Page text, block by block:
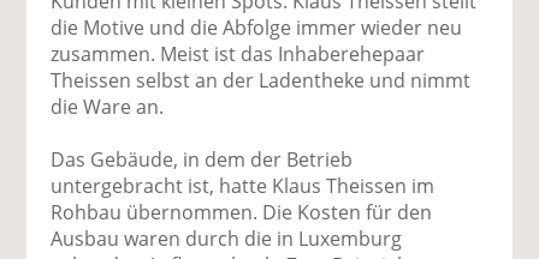
die Motive und die Abfolge immer wieder neu
zusammen. Meist ist das Inhaberehepaar
Theissen selbst an der Ladentheke und nimmt
die Ware an.
Das Gebäude, in dem der Betrieb
untergebracht ist, hatte Klaus Theissen im
Rohbau übernommen. Die Kosten für den
Ausbau waren durch die in Luxemburg